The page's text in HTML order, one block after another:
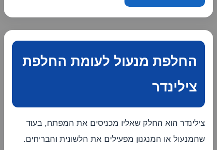
החלפת מנעול לעומת החלפת
צילינדר
צילינדר הוא החלק שאליו מכניסים את המפתח, בעוד
שהמנעול או המנגנון מפעילים את הלשונית והבריחים.